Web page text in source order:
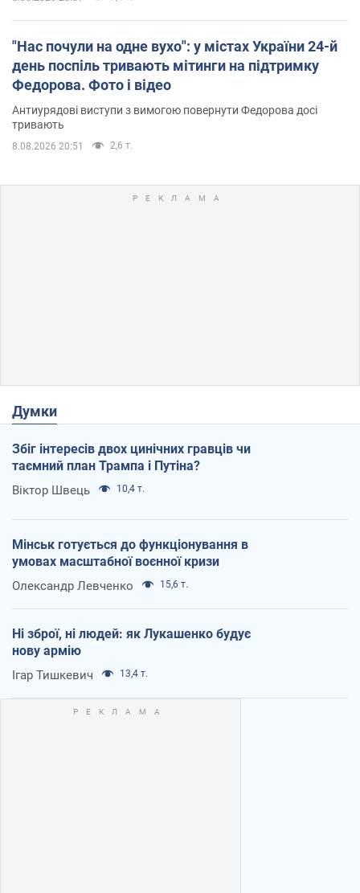
"Нас почули на одне вухо": у містах України 24-й
день поспіль тривають мітинги на підтримку
Федорова. Фото і відео
Антиурядові виступи з вимогою повернути Федорова досі
тривають
8.08.2026 20:51 2,6 т.
Думки
Збіг інтересів двох цинічних гравців чи
таємний план Трампа і Путіна?
Віктор Швець 10,4 т.
Мінськ готується до функціонування в
умовах масштабної воєнної кризи
Олександр Левченко 15,6 т.
Ні зброї, ні людей: як Лукашенко будує
нову армію
Ігар Тишкевич 13,4 т.